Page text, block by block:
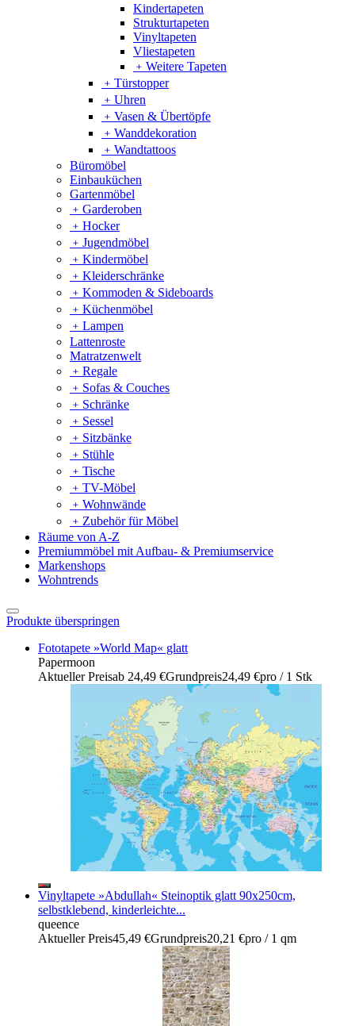
Kindertapeten
Strukturtapeten
Vinyltapeten
Vliestapeten
﹢ Weitere Tapeten
﹢ Türstopper
﹢ Uhren
﹢ Vasen & Übertöpfe
﹢ Wanddekoration
﹢ Wandtattoos
Büromöbel
Einbauküchen
Gartenmöbel
﹢ Garderoben
﹢ Hocker
﹢ Jugendmöbel
﹢ Kindermöbel
﹢ Kleiderschränke
﹢ Kommoden & Sideboards
﹢ Küchenmöbel
﹢ Lampen
Lattenroste
Matratzenwelt
﹢ Regale
﹢ Sofas & Couches
﹢ Schränke
﹢ Sessel
﹢ Sitzbänke
﹢ Stühle
﹢ Tische
﹢ TV-Möbel
﹢ Wohnwände
﹢ Zubehör für Möbel
Räume von A-Z
Premiummöbel mit Aufbau- & Premiumservice
Markenshops
Wohntrends
Produkte überspringen
Fototapete »World Map« glatt
Papermoon
Aktueller Preisab 24,49 €Grundpreis24,49 €pro / 1 Stk
Vinyltapete »Abdullah« Steinoptik glatt 90x250cm,
selbstklebend, kinderleichte...
queence
Aktueller Preis45,49 €Grundpreis20,21 €pro / 1 qm